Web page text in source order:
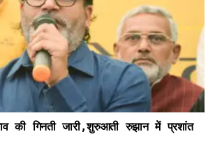
की गिनती जारी,शुरुआती रुझान में प्रशांत